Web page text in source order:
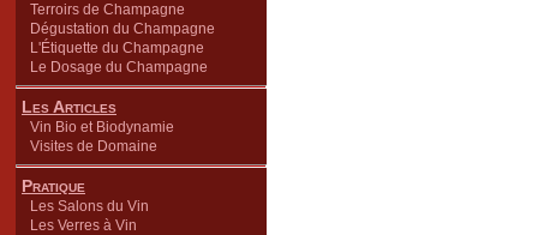
Terroirs de Champagne
Dégustation du Champagne
L'Étiquette du Champagne
Le Dosage du Champagne
Les Articles
Vin Bio et Biodynamie
Visites de Domaine
Pratique
Les Salons du Vin
Les Verres à Vin